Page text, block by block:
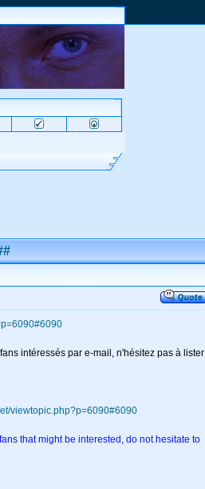
intéressés par e-mail, n'hésitez pas à lister
viewtopic.php?p=6090#6090
that might be interested, do not hesitate to